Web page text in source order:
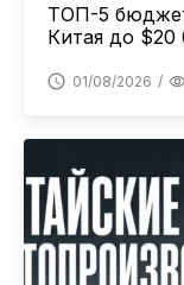
ТОП-5
Китая до $20
01/08/2026